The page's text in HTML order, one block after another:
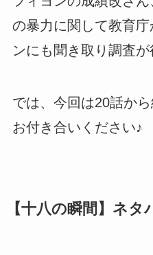
の暴力に関して教育
ンにも聞き取り調査が
では、今回は20話か
お付き合いください♪
【十八の瞬間】ネタ